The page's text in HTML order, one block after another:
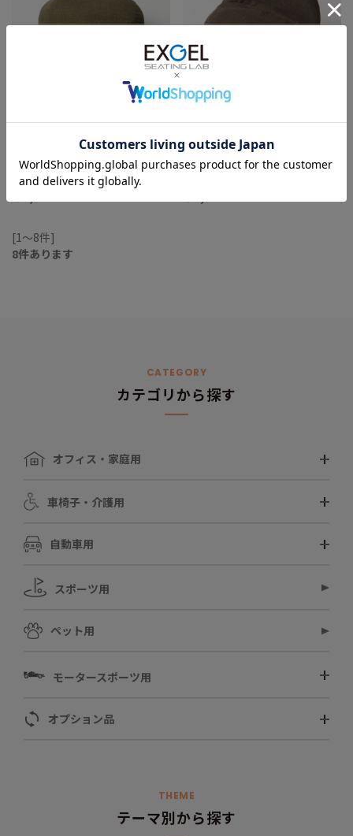
床プニ専用カバー(ツイード調メ
（ブラウン）
床プニフィット専用カバー(ツイ
ード調メランジ)
[1～8件]
8件あります
CATEGORY
カテゴリから探す
オフィス・家庭用
車椅子・介護用
自動車用
スポーツ用
ペット用
モータースポーツ用
オプション品
THEME
テーマ別から探す